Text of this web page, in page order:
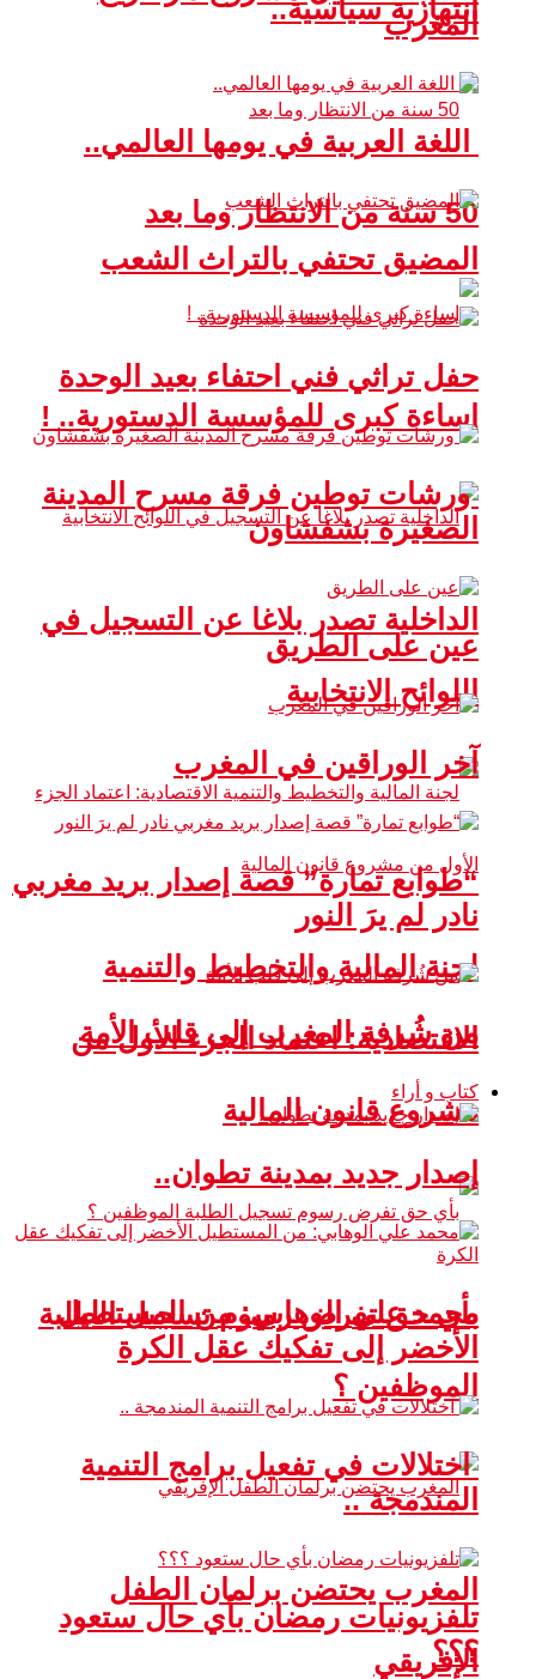
انتهازية سياسية..
50 سنة من الانتظار وما بعد
إساءة كبرى للمؤسسة الدستورية.. !
الداخلية تصدر بلاغا عن التسجيل في
اللوائح الانتخابية
لجنة المالية والتخطيط والتنمية
الاقتصادية: اعتماد الجزء الأول من
مشروع قانون المالية
بأي حق تفرض رسوم تسجيل الطلبة
الموظفين ؟
المغرب يحتضن برلمان الطفل
الإفريقي
المغرب
اللغة العربية في يومها العالمي..
المضيق تحتفي بالتراث الشعب
حفل تراثي فني احتفاء بعيد الوحدة
ورشات توطين فرقة مسرح المدينة
الصغيرة بشفشاون
عين على الطريق
آخر الوراقين في المغرب
“طوابع تمارة” قصة إصدار بريد مغربي
نادر لم يرَ النور
من شُرفة المغرب إلى قلب الأمة
كتاب و أراء
إصدار جديد بمدينة تطوان..
محمد علي الوهابي: من المستطيل
الأخضر إلى تفكيك عقل الكرة
اختلالات في تفعيل برامج التنمية
المندمجة ..
تلفزيونيات رمضان بأي حال ستعود
؟؟؟